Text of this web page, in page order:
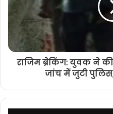
राजिम ब्रेकिंग: युवक ने
जांच में जुटी